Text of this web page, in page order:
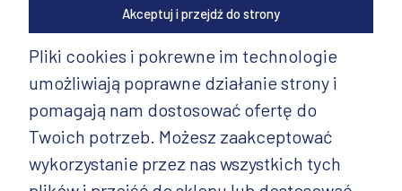
INFORMACJE
PRODUKTY CD.
Akceptuj i przejdź do strony
Pliki cookies i pokrewne im technologie
umożliwiają poprawne działanie strony i
pomagają nam dostosować ofertę do
Twoich potrzeb. Możesz zaakceptować
wykorzystanie przez nas wszystkich tych